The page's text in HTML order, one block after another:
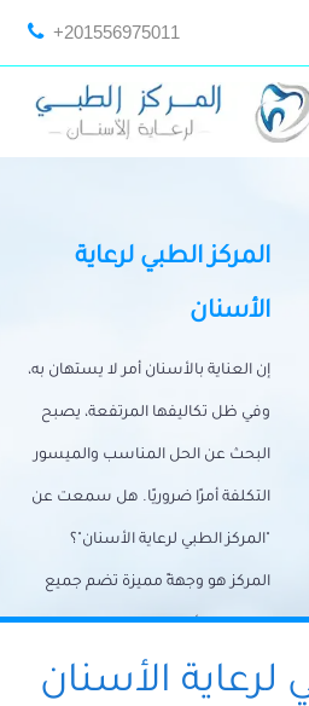
+201556975011
المركز الطبي لرعاية
الأسنان
إن العناية بالأسنان أمر لا يستهان به،
وفي ظل تكاليفها المرتفعة، يصبح
البحث عن الحل المناسب والميسور
التكلفة أمرًا ضروريًا. هل سمعت عن
"المركز الطبي لرعاية الأسنان"؟
المركز هو وجهةً مميزة تضم جميع
احتياجات الأسنان تحت سقف واحد،
وتضمن لك حلاً شاملًا لجميع
لرعاية الأسنان